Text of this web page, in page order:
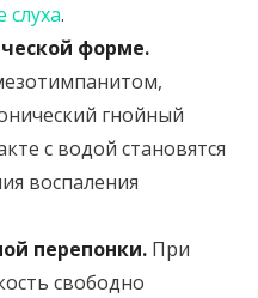
слуха.
форме.
гнойный
с водой становятся
воспаления
перепонки. При
свободно